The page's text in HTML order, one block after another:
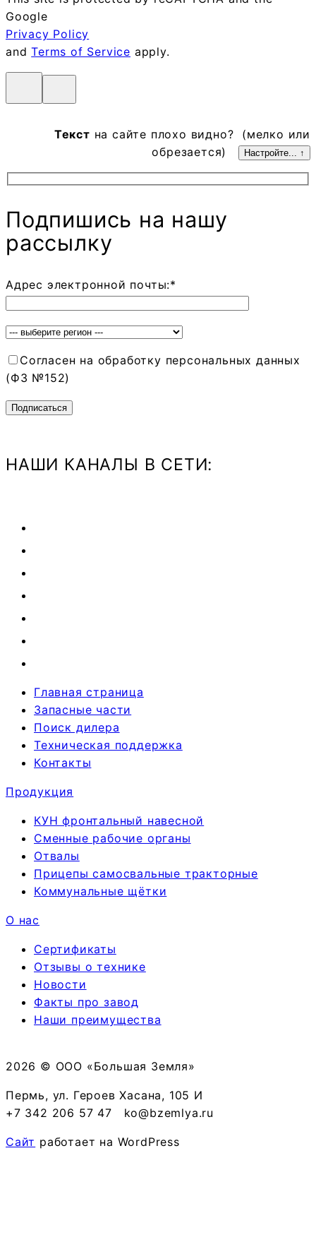
Google
Privacy Policy
andTerms of Service apply.
Текст на сайте плохо видно? (мелко или
обрезается)
Настройте... ↑
Подпишись на нашу
рассылку
Адрес электронной почты:*
Согласен на обработку персональных данных
(ФЗ №152)
НАШИ КАНАЛЫ В СЕТИ:
Главная страница
Запасные части
Поиск дилера
Техническая поддержка
Контакты
Продукция
КУН фронтальный навесной
Сменные рабочие органы
Отвалы
Прицепы самосвальные тракторные
Коммунальные щётки
О нас
Сертификаты
Отзывы о технике
Новости
Факты про завод
Наши преимущества
2026 © ООО «Большая Земля»
Пермь, ул. Героев Хасана, 105 И
+7 342 206 57 47 ko@bzemlya.ru
Сайт работает на WordPress